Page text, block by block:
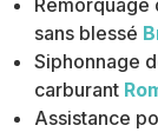
sans blessé
Siphonnage
carburant
Assistance